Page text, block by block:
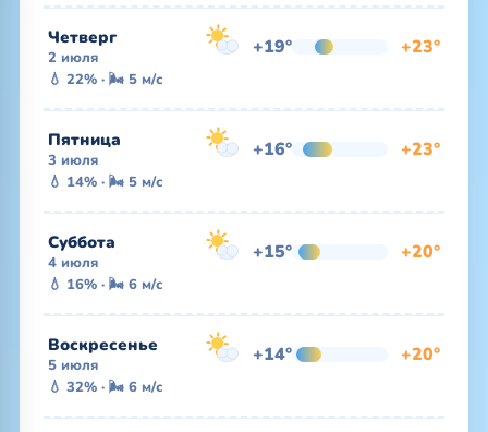
Четверг
2 июля +19° +23°
💧 22% · 🌬 5 м/с
Пятница
3 июля +16° +23°
💧 14% · 🌬 5 м/с
Суббота
4 июля +15° +20°
💧 16% · 🌬 6 м/с
Воскресенье
5 июля +14° +20°
💧 32% · 🌬 6 м/с